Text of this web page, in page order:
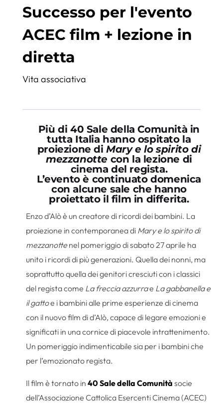
Successo per l'evento
ACEC film + lezione in
diretta
Vita associativa
Più di 40 Sale della Comunità in
tutta Italia hanno ospitato la
proiezione diMary e lo spirito di
mezzanotte con la lezione di
cinema del regista.
L’evento è continuato domenica
con alcune sale che hanno
proiettato il film in differita.
Enzo d’Alò è un creatore di ricordi dei bambini. La
proiezione in contemporanea di Mary e lo spirito di
mezzanotte nel pomeriggio di sabato 27 aprile ha
unito i ricordi di più generazioni. Quella dei nonni, ma
soprattutto quella dei genitori cresciuti con i classici
del regista come La freccia azzurrae La gabbanella e
il gattoe i bambini alle prime esperienze di cinema
con il nuovo film di d’Alò, capace di legare emozioni e
significati in una cornice di piacevole intrattenimento.
Un pomeriggio indimenticabile sia per i bambini che
per l’emozionato regista.
Il film è tornato in40 Sale della Comunità socie
dell’Associazione Cattolica Esercenti Cinema (ACEC)